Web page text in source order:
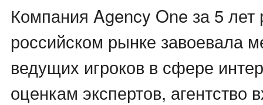
Компания Agency One за 5 лет
российском рынке завоевала
ведущих игроков в сфере
оценкам экспертов, агентство